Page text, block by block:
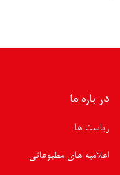
در باره ما
ریاست ها
اعلامیه های مطبوعاتی